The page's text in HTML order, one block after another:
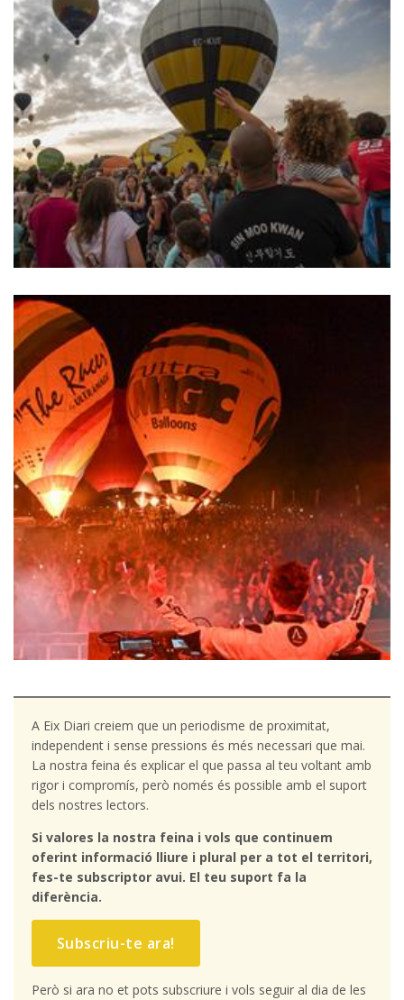
A Eix Diari creiem que un periodisme de proximitat,
independent i sense pressions és més necessari que mai.
La nostra feina és explicar el que passa al teu voltant amb
rigor i compromís, però només és possible amb el suport
dels nostres lectors.
Si valores la nostra feina i vols que continuem
oferint informació lliure i plural per a tot el territori,
fes-te subscriptor avui. El teu suport fa la
diferència.
Subscriu-te ara!
Però si ara no et pots subscriure i vols seguir al dia de les